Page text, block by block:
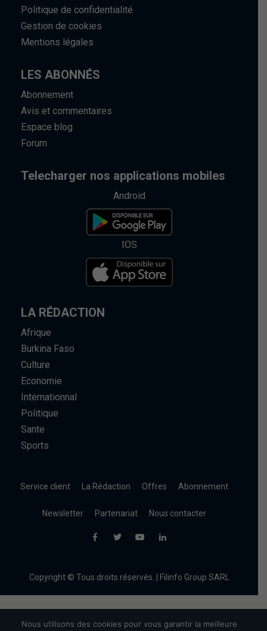
Politique de confidentialité
Gestion de cookies
Mentions légales
LES ABONNÉS
Abonnement
Avis et commentaires
Espace blog
Forum
Telecharger nos applications mobiles
Android
IOS
LA RÉDACTION
Afrique
Burkina Faso
Culture
Economie
Internationnal
Politique
Sante
Sports
Service client La Rédaction Offres Abonnement
Newsletter Partenariat Nous contacter
Copyright © Tous droits réservés. | Filinfo Group SARL
Nous utilisons des cookies pour vous garantir la meilleure